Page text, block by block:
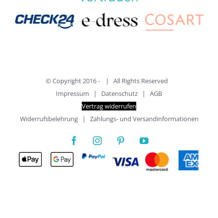
© Copyright 2016 -
| All Rights Reserved
Impressum | Datenschutz | AGB
Vertrag widerrufen
Widerrufsbelehrung| Zahlungs- und Versandinformationen